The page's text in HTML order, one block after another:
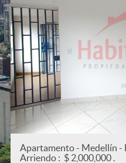
Apartamento -
Arriendo : $